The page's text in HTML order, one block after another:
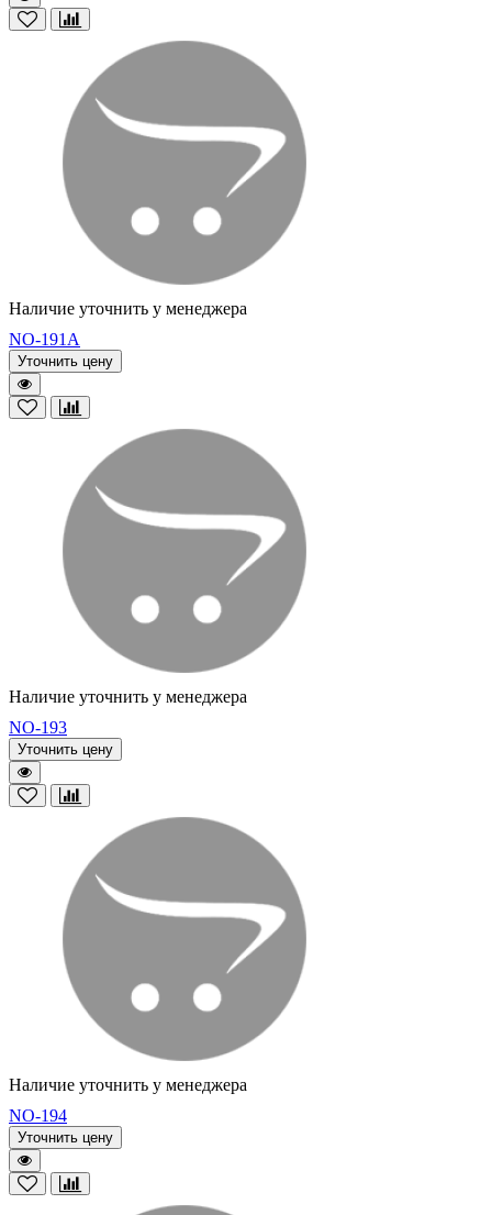
Наличие уточнить у менеджера
NO-191A
Уточнить цену
Наличие уточнить у менеджера
NO-193
Уточнить цену
Наличие уточнить у менеджера
NO-194
Уточнить цену